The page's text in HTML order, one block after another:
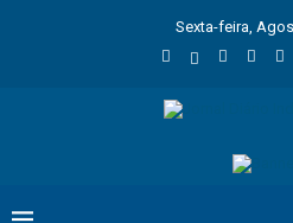
Sexta-feira,